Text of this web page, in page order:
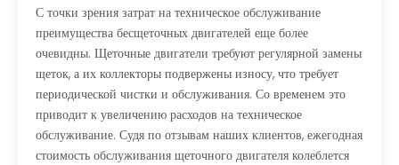
С точки зрения затрат на техническое обслуживание
преимущества бесщеточных двигателей еще более
очевидны. Щеточные двигатели требуют регулярной замены
щеток, а их коллекторы подвержены износу, что требует
периодической чистки и обслуживания. Со временем это
приводит к увеличению расходов на техническое
обслуживание. Судя по отзывам наших клиентов, ежегодная
стоимость обслуживания щеточного двигателя колеблется